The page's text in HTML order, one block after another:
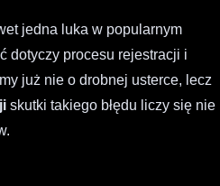
jedna luka w popularnym
dotyczy procesu rejestracji i
już nie o drobnej usterce, lecz
skutki takiego błędu liczy się nie